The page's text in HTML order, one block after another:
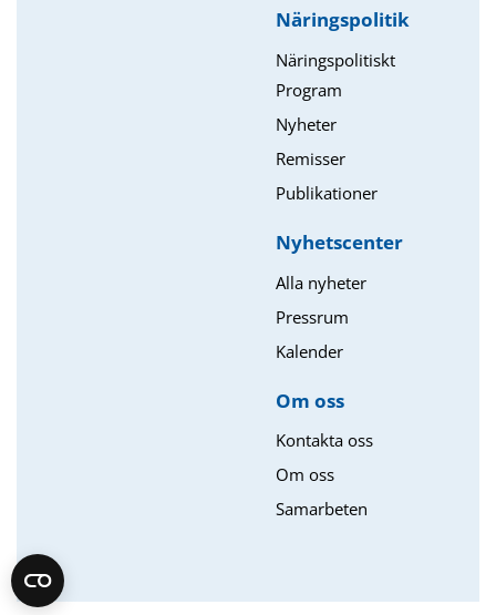
Näringspolitik
Näringspolitiskt
Program
Nyheter
Remisser
Publikationer
Nyhetscenter
Alla nyheter
Pressrum
Kalender
Om oss​
Kontakta oss
Om oss
Samarbeten